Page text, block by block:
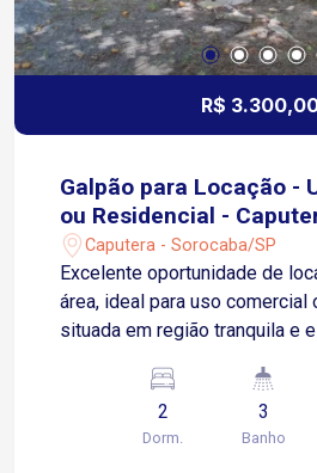
R$
Galpão para Locação -
ou Residencial -
Sorocaba/SP
Caputera - Sorocaba/SP
Excelente oportunidade de
área, ideal para uso comercial
situada em região tranquila e
galpão de estrutura versátil,
dormitórios Varanda 3
Lavanderia Ambientes
2
Dorm.
3
Banho